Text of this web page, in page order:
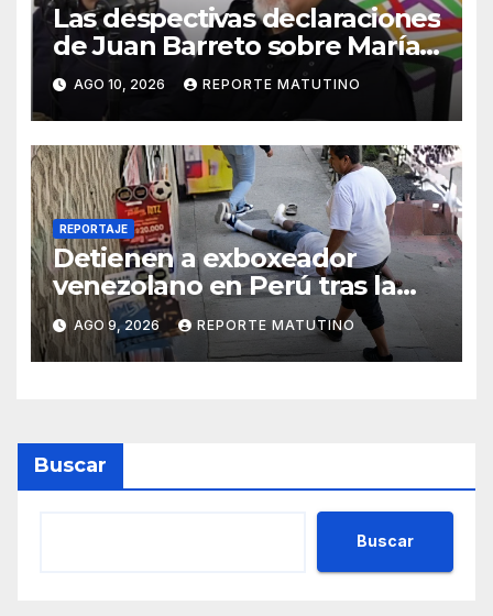
Las despectivas declaraciones
de Juan Barreto sobre María
Corina
AGO 10, 2026 REPORTE MATUTINO
REPORTAJE
Detienen a exboxeador
venezolano en Perú tras la
muerte de mototaxista
durante una riña
AGO 9, 2026 REPORTE MATUTINO
Buscar
Buscar